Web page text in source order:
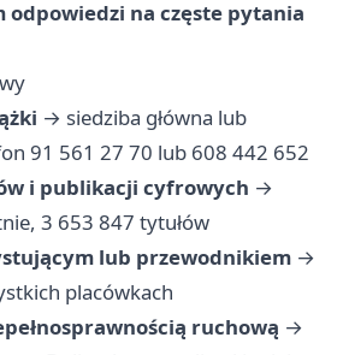
odpowiedzi na częste pytania
→ siedziba główna lub
91 561 27 70 lub 608 442 652
i publikacji cyfrowych →
3 653 847 tytułów
lub przewodnikiem →
placówkach
ruchową →